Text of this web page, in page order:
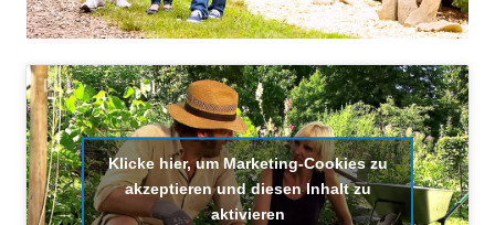
Klicke hier, um Marketing-Cookies zu
akzeptieren und diesen Inhalt zu
aktivieren